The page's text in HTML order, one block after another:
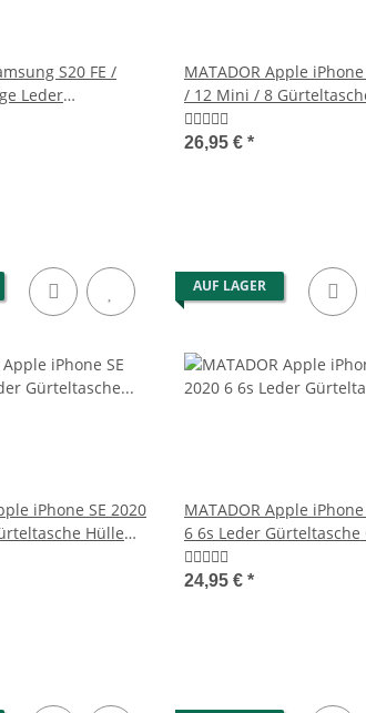
S20 FE /
Leder
MATADOR Apple
/ 12 Mini / 8
Schwarz
26,95 € *
iPhone SE 2020
Hülle
AUF LAGER
MATADOR Apple
6 6s Leder Gürteltasche
Braun
24,95 € *